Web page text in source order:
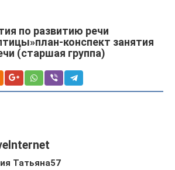
по развитию речи
конспект занятия
(старшая группа)
Татьяна57